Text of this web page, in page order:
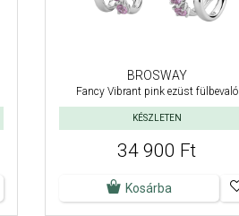
BROSWAY
Fancy Vibrant pink ezüst fülbevaló
KÉSZLETEN
34 900 Ft
Kosárba